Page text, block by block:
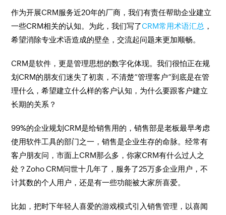
作为开展CRM服务近20年的厂商，我们有责任帮助企业建立
一些CRM相关的认知。为此，我们写了CRM常用术语汇总 ，
希望消除专业术语造成的壁垒，交流起问题来更加顺畅。
CRM是软件，更是管理思想的数字化体现。我们很怕正在规
划CRM的朋友们迷失了初衷，不清楚”管理客户”到底是在管
理什么，希望建立什么样的客户认知，为什么要跟客户建立
长期的关系？
99%的企业规划CRM是给销售用的，销售部是老板最早考虑
使用软件工具的部门之一，销售是企业生存的命脉。经常有
客户朋友问，市面上CRM那么多，你家CRM有什么过人之
处？Zoho CRM问世十几年了，服务了25万多企业用户，不
计其数的个人用户，还是有一些功能被大家所喜爱。
比如，把时下年轻人喜爱的游戏模式引入销售管理，以喜闻